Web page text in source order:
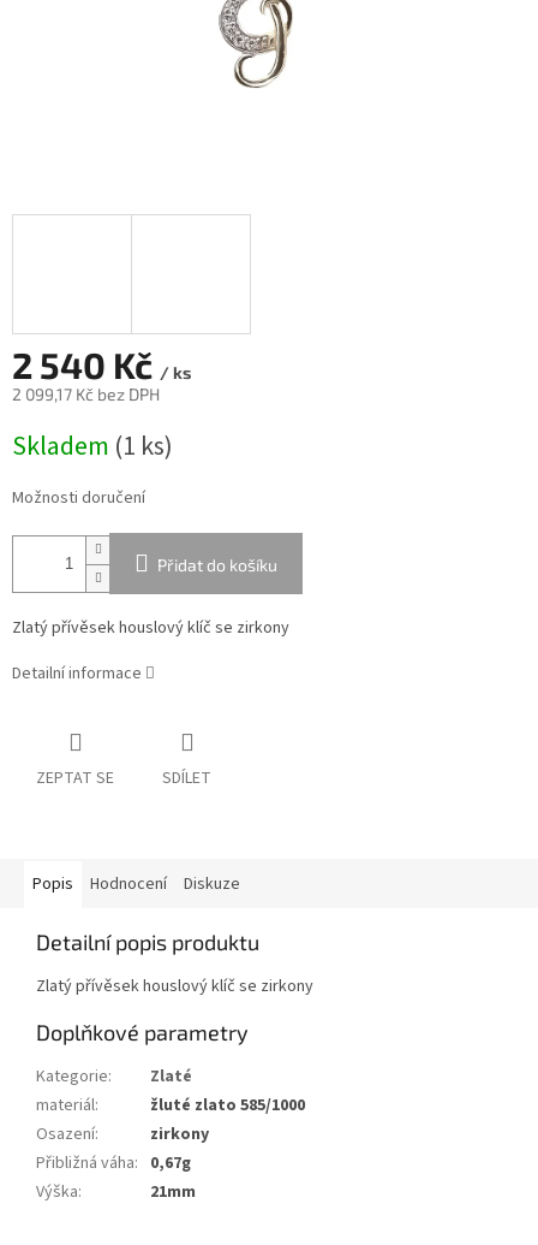
2 540 Kč / ks
2 099,17 Kč bez DPH
cena:
Skladem (1 ks)
Možnosti doručení
Přidat do košíku
Zlatý přívěsek houslový klíč se zirkony
Detailní informace
ZEPTAT SE SDÍLET
Popis Hodnocení Diskuze
Detailní popis produktu
Zlatý přívěsek houslový klíč se zirkony
Doplňkové parametry
Kategorie:
Zlaté
materiál:
žluté zlato 585/1000
Osazení:
zirkony
Přibližná váha: 0,67g
Výška: 21mm